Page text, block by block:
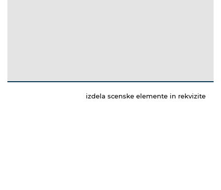
izdela scenske elemente in rekvizite